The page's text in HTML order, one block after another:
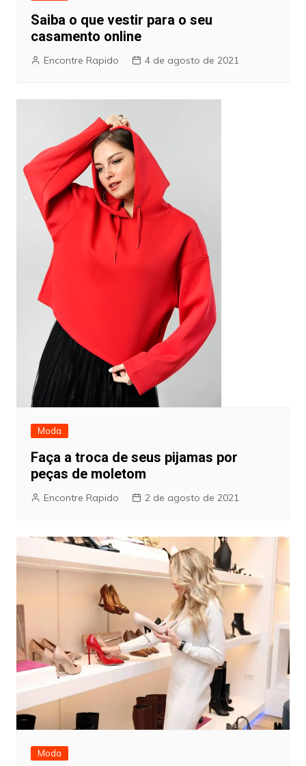
Saiba o que vestir para o seu
casamento online
Encontre Rapido 4 de agosto de 2021
Moda
Faça a troca de seus pijamas por
peças de moletom
Encontre Rapido 2 de agosto de 2021
Moda